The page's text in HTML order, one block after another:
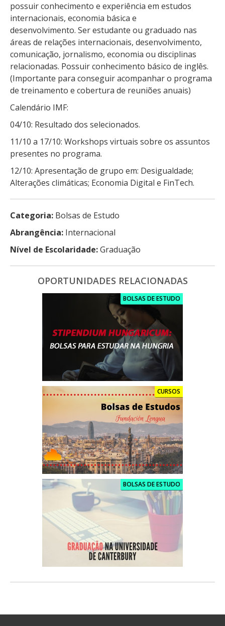
possuir conhecimento e experiência em estudos
internacionais, economia básica e
desenvolvimento. Ser estudante ou graduado nas
áreas de relações internacionais, desenvolvimento,
comunicação, jornalismo, economia ou disciplinas
relacionadas. Possuir conhecimento básico de inglês.
(Importante para conseguir acompanhar o programa
de treinamento e cobertura de reuniões anuais)
Calendário IMF:
04/10: Resultado dos selecionados.
11/10 a 17/10: Workshops virtuais sobre os assuntos
presentes no programa.
12/10: Apresentação de grupo em: Desigualdade;
Alterações climáticas; Economia Digital e FinTech.
Categoria: Bolsas de Estudo
Abrangência: Internacional
Nível de Escolaridade:Graduação
OPORTUNIDADES RELACIONADAS
BOLSAS DE ESTUDO
CURSOS
BOLSAS DE ESTUDO